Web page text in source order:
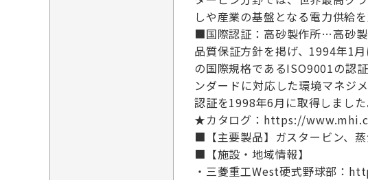
しや産業の基盤となる電力供給を
■国際認証：高砂製作所…高砂製
品質保証方針を掲げ、1994年1
の国際規格であるISO9001の認
ンダードに対応した環境マネジ
認証を1998年6月に取得しました
★カタログ：https://
■【主要製品】ガスタービン、
■【施設・地域情報】
・三菱重工West硬式野球部